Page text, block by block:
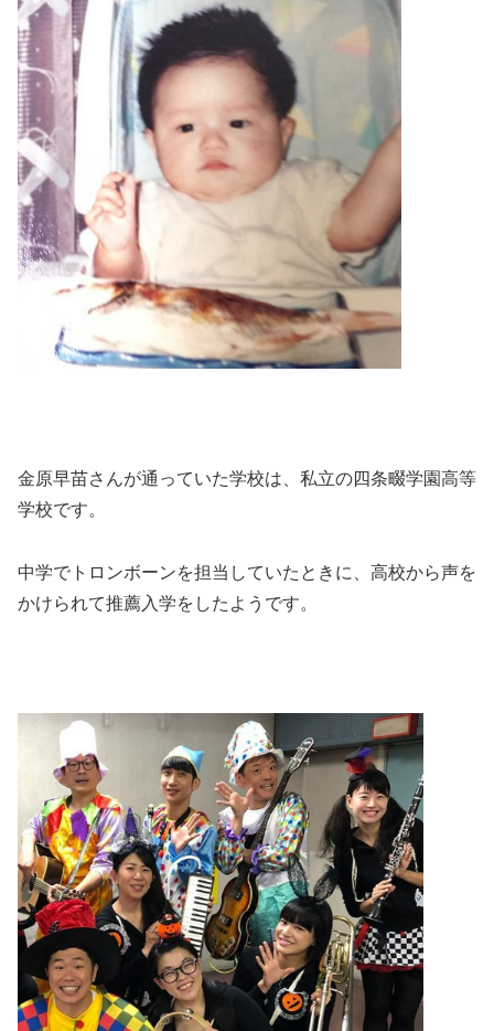
金原早苗さんが通っていた学校は、私立の四条畷学園高等
学校です。
中学でトロンボーンを担当していたときに、高校から声を
かけられて推薦入学をしたようです。